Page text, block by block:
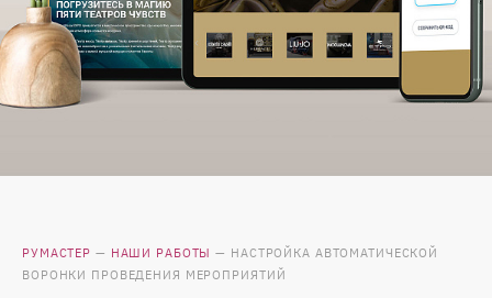
РУМАСТЕР — НАШИ РАБОТЫ — НАСТРОЙКА АВТОМАТИЧЕСКОЙ
ВОРОНКИ ПРОВЕДЕНИЯ МЕРОПРИЯТИЙ